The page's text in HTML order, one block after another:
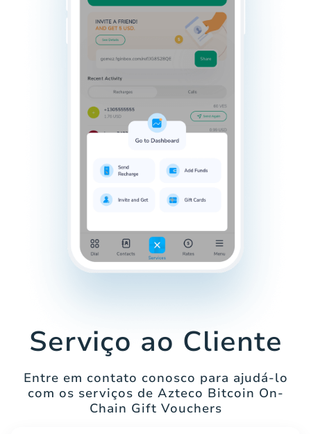
Serviço ao Cliente
Entre em contato conosco para ajudá-lo
com os serviços de Azteco Bitcoin On-
Chain Gift Vouchers